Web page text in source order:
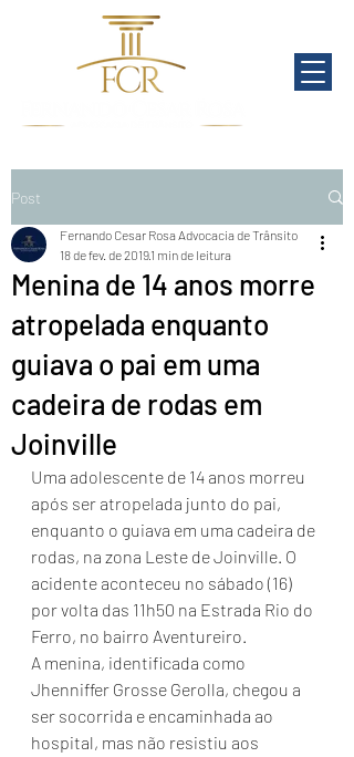
Post
Menina de 14 anos morre
atropelada enquanto
guiava o pai em uma
cadeira de rodas em
Joinville
Fernando Cesar Rosa Advocacia de Trânsito
18 de fev. de 20191 min de leitura
Uma adolescente de 14 anos morreu
após ser atropelada junto do pai,
enquanto o guiava em uma cadeira de
rodas, na zona Leste de Joinville. O
acidente aconteceu no sábado (16)
por volta das 11h50 na Estrada Rio do
Ferro, no bairro Aventureiro.
A menina, identificada como
Jhenniffer Grosse Gerolla, chegou a
ser socorrida e encaminhada ao
hospital, mas não resistiu aos